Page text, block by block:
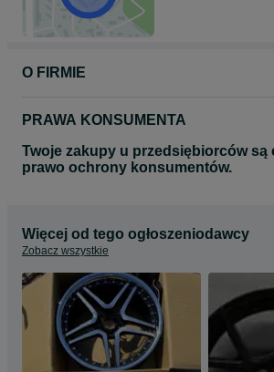
kompletu czterech felg.
O FIRMIE
PRAWA KONSUMENTA
Twoje zakupy u przedsiębiorców są
prawo ochrony konsumentów.
Więcej od tego ogłoszeniodawcy
Zobacz wszystkie